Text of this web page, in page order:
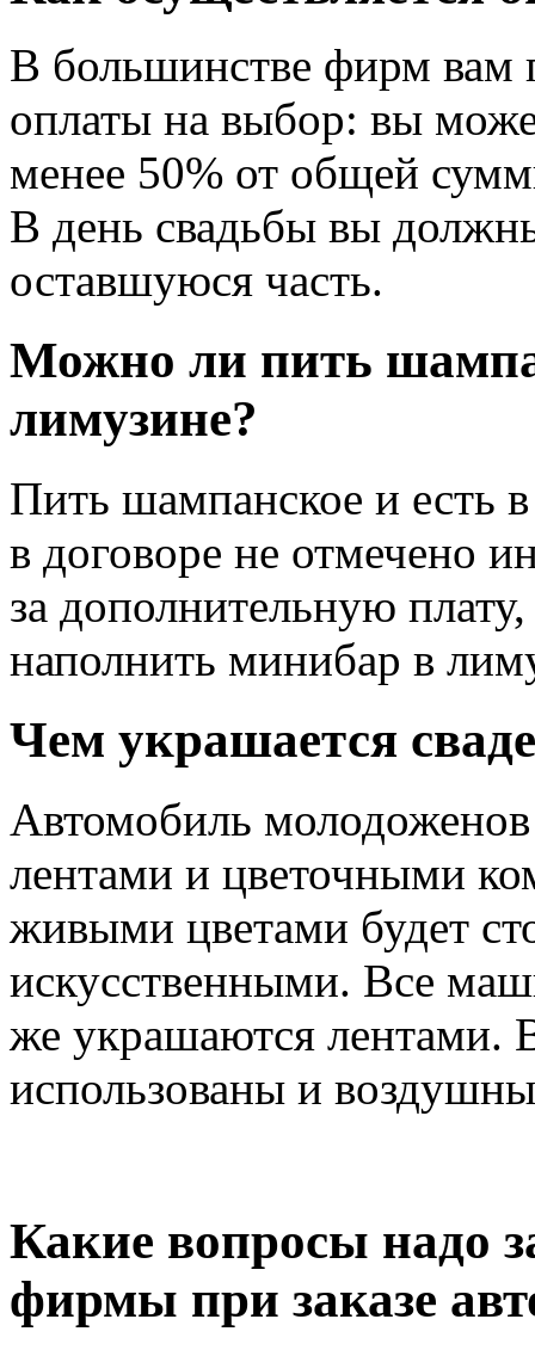
В большинстве фирм вам
оплаты на выбор: вы
менее 50% от общей
В день свадьбы вы
оставшуюся часть.
Можно ли пить
лимузине?
Пить шампанское и есть
в договоре не отмечено
за дополнительную
наполнить минибар в
Чем украшается
Автомобиль
лентами и цветочными
живыми цветами будет
искусственными. Все
же украшаются лентами.
использованы и
Какие вопросы надо
фирмы при заказе